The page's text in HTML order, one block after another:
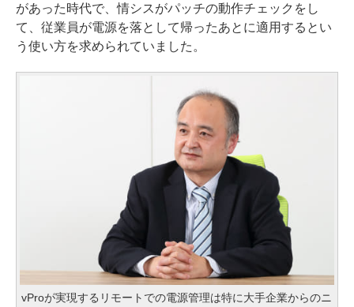
があった時代で、情シスがパッチの動作チェックをし
て、従業員が電源を落として帰ったあとに適用するとい
う使い方を求められていました。
vProが実現するリモートでの電源管理は特に大手企業からのニ